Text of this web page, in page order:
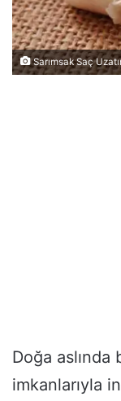
Sarımsak Saç
Doğa aslında
imkanlarıyla